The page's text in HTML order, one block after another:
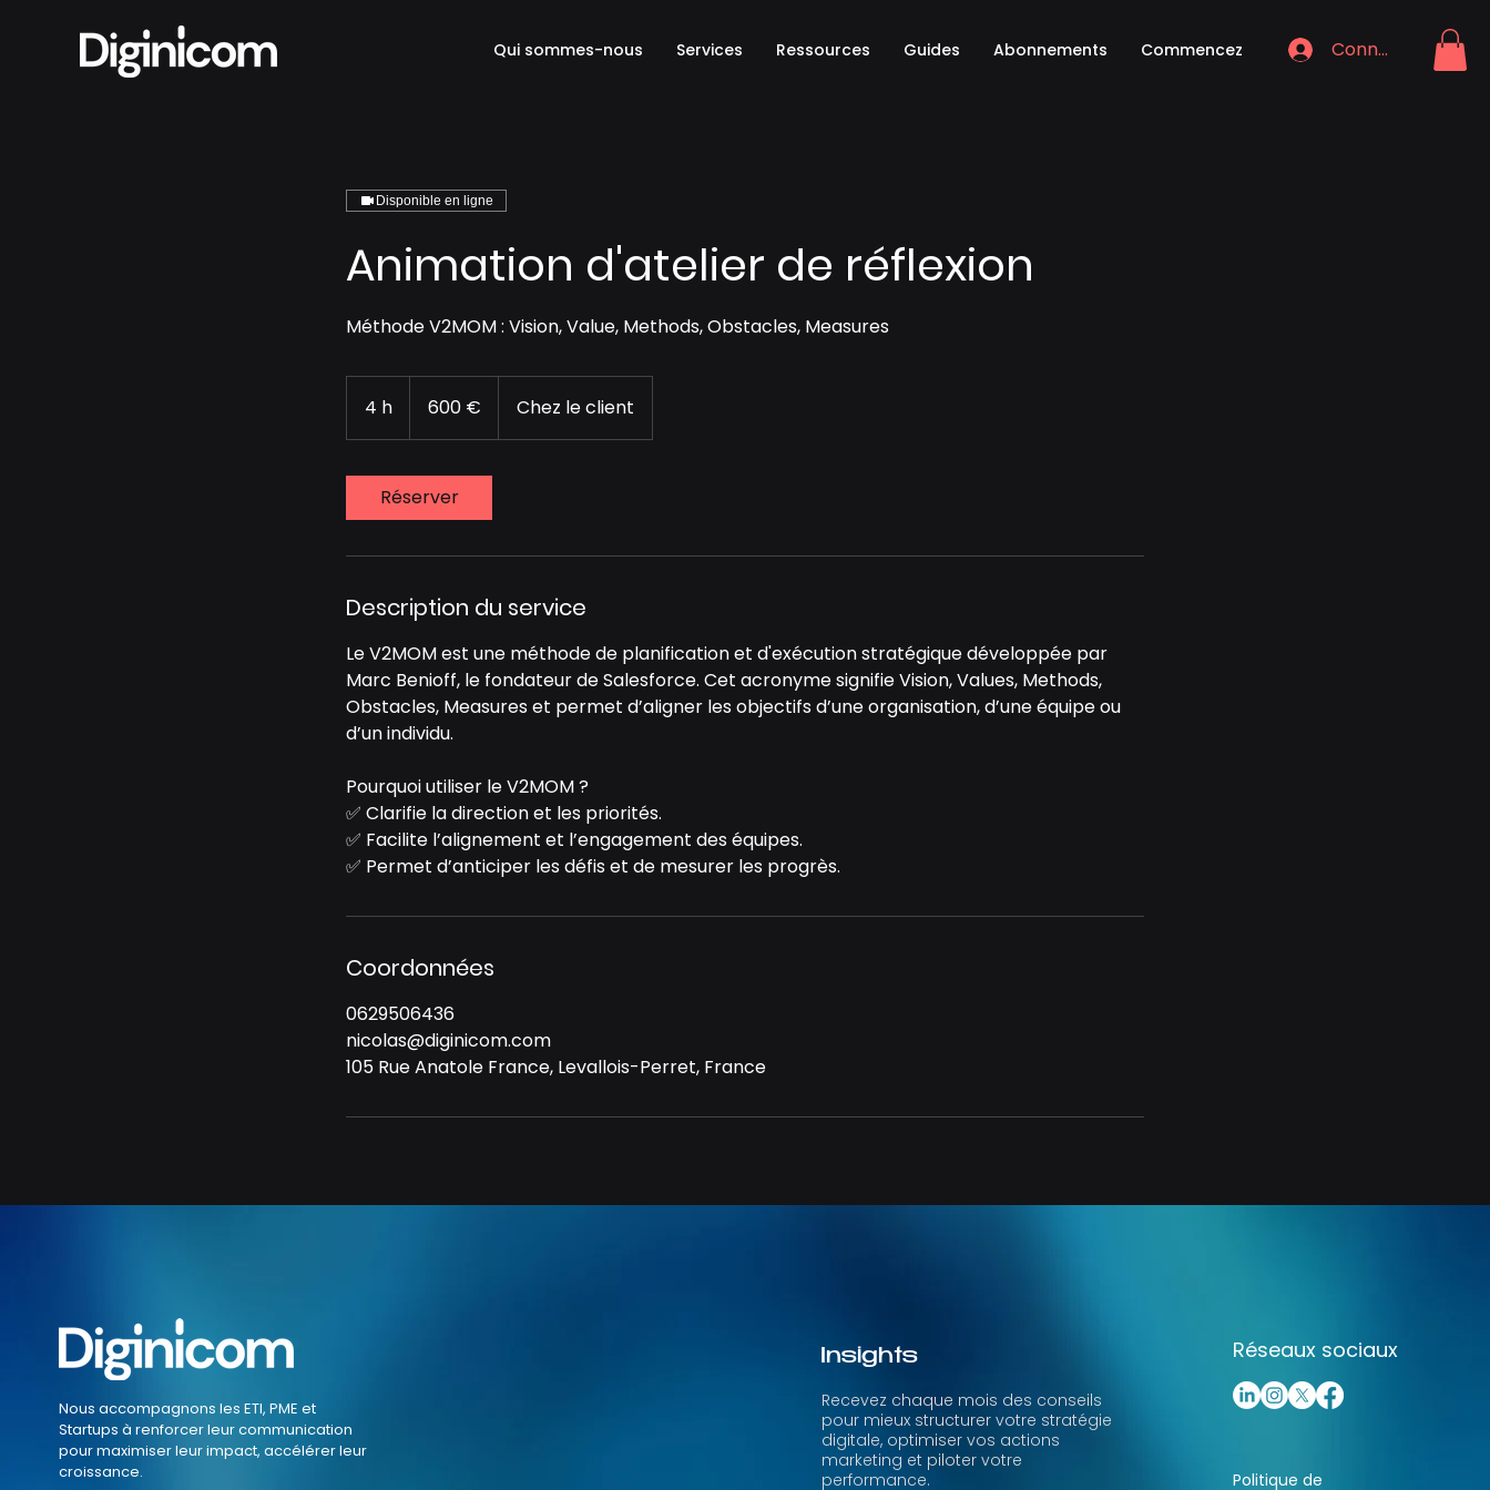
Qui sommes-nous Services Ressources Guides Abonnements Commencez Connexion
Disponible en ligne
Animation d'atelier de réflexion
Méthode V2MOM : Vision, Value, Methods, Obstacles, Measures
4 h
h
600 € Chez le client
Réserver
Description du service
Le V2MOM est une méthode de planification et d'exécution stratégique développée par
Marc Benioff, le fondateur de Salesforce. Cet acronyme signifie Vision, Values, Methods,
Obstacles, Measures et permet d’aligner les objectifs d’une organisation, d’une équipe ou
d’un individu.
Pourquoi utiliser le V2MOM ?
✅ Clarifie la direction et les priorités.
✅ Facilite l’alignement et l’engagement des équipes.
✅ Permet d’anticiper les défis et de mesurer les progrès.
Coordonnées
0629506436
nicolas@diginicom.com
105 Rue Anatole France, Levallois-Perret, France
Nous accompagnons les ETI, PME et
Startups à renforcer leur communication
pour maximiser leur impact, accélérer leur
croissance.
Insights
Recevez chaque mois des conseils
pour mieux structurer votre stratégie
digitale, optimiser vos actions
marketing et piloter votre
performance.
Réseaux sociaux
Politique de